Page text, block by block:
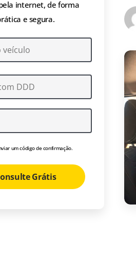
internet, de forma
e segura.
um código de confirmação.
Grátis